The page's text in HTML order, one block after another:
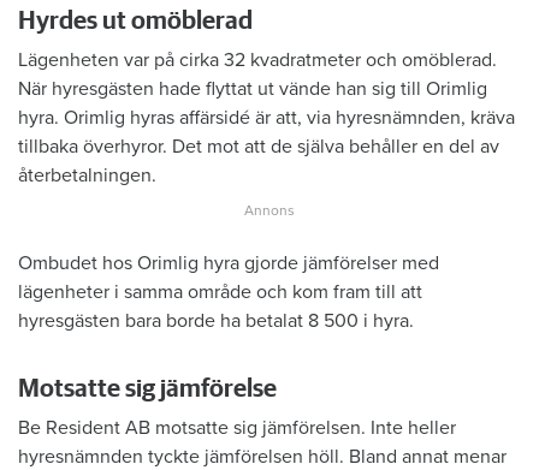
Hyrdes ut omöblerad
Lägenheten var på cirka 32 kvadratmeter och omöblerad.
När hyresgästen hade flyttat ut vände han sig till Orimlig
hyra. Orimlig hyras affärsidé är att, via hyresnämnden, kräva
tillbaka överhyror. Det mot att de själva behåller en del av
återbetalningen.
Ombudet hos Orimlig hyra gjorde jämförelser med
lägenheter i samma område och kom fram till att
hyresgästen bara borde ha betalat 8 500 i hyra.
Motsatte sig jämförelse
Be Resident AB motsatte sig jämförelsen. Inte heller
hyresnämnden tyckte jämförelsen höll. Bland annat menar